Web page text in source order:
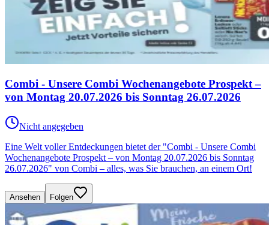
Combi - Unsere Combi Wochenangebote Prospekt –
von Montag 20.07.2026 bis Sonntag 26.07.2026
Nicht angegeben
Eine Welt voller Entdeckungen bietet der "Combi - Unsere Combi
Wochenangebote Prospekt – von Montag 20.07.2026 bis Sonntag
26.07.2026" von Combi – alles, was Sie brauchen, an einem Ort!
Ansehen Folgen